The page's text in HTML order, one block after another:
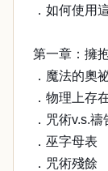
．如何使用
第一章：擁
．魔法的奧
．物理上存
．咒術v.s.禱
．巫字母表
．咒術殘餘